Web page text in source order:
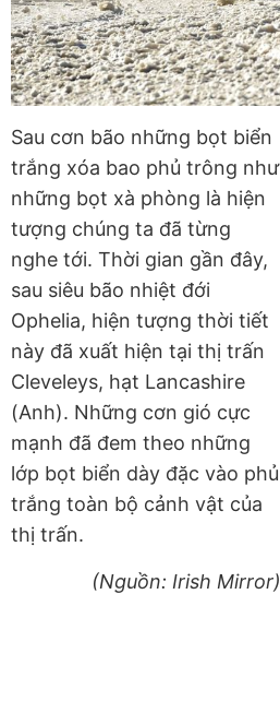
Sau cơn bão những bọt biển
trắng xóa bao phủ trông như
những bọt xà phòng là hiện
tượng chúng ta đã từng
nghe tới. Thời gian gần đây,
sau siêu bão nhiệt đới
Ophelia, hiện tượng thời tiết
này đã xuất hiện tại thị trấn
Cleveleys, hạt Lancashire
(Anh). Những cơn gió cực
mạnh đã đem theo những
lớp bọt biển dày đặc vào phủ
trắng toàn bộ cảnh vật của
thị trấn.
(Nguồn: Irish Mirror)